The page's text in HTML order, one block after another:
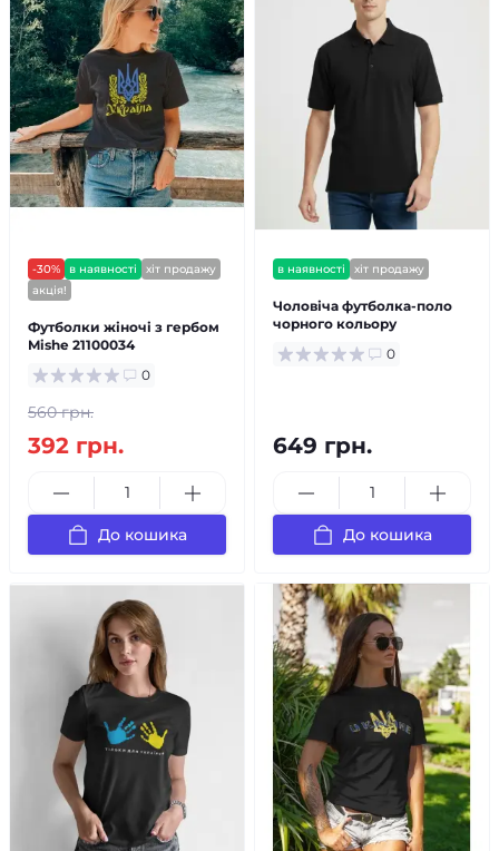
-30% в наявності
хіт продажу
акція!
Футболки жіночі з гербом
Mishe 21100034
0
560 грн.
392 грн.
До кошика
в наявності хіт продажу
Чоловіча футболка-поло
чорного кольору
0
649 грн.
До кошика